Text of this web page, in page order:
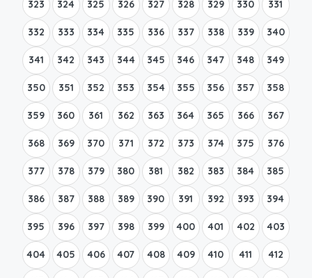
323 324 325 326 327 328 329 330 331
332 333 334 335 336 337 338 339 340
341 342 343 344 345 346 347 348 349
350 351 352 353 354 355 356 357 358
359 360 361 362 363 364 365 366 367
368 369 370 371 372 373 374 375 376
377 378 379 380 381 382 383 384 385
386 387 388 389 390 391 392 393 394
395 396 397 398 399 400 401 402 403
404 405 406 407 408 409 410 411 412